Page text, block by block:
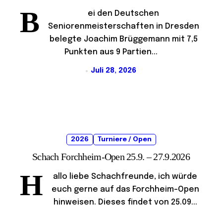
B
ei den Deutschen
Seniorenmeisterschaften in Dresden
belegte Joachim Brüggemann mit 7,5
Punkten aus 9 Partien...
Juli 28, 2026
2026 Turniere / Open
Schach Forchheim-Open 25.9. – 27.9.2026
H
allo liebe Schachfreunde, ich würde
euch gerne auf das Forchheim-Open
hinweisen. Dieses findet von 25.09...